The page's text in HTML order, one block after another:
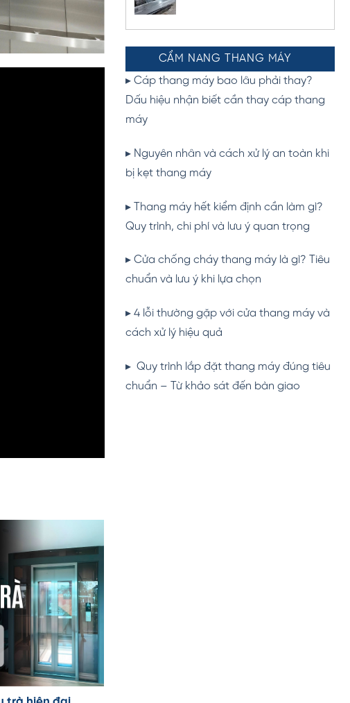
CẨM NANG THANG MÁY
▸ Cáp thang máy bao lâu phải thay?
Dấu hiệu nhận biết cần thay cáp thang
máy
▸Nguyên nhân và cách xử lý an toàn khi
bị kẹt thang máy
▸Thang máy hết kiểm định cần làm gì?
Quy trình, chi phí và lưu ý quan trọng
▸ Cửa chống cháy thang máy là gì? Tiêu
chuẩn và lưu ý khi lựa chọn
▸ 4 lỗi thường gặp với cửa thang máy và
cách xử lý hiệu quả
▸ Quy trình lắp đặt thang máy đúng tiêu
chuẩn – Từ khảo sát đến bàn giao